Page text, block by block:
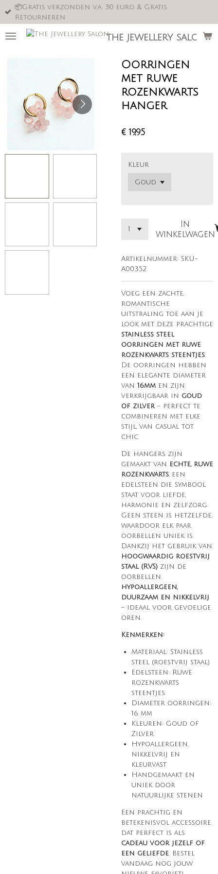
Ga
direct
de
the jewellery salon
📦Gratis verzonden v.a. 30 euro & Gratis
Retourneren
Oorringen
met ruwe
rozenkwarts
hanger
€ 19,95
Kleur
In
winkelwagen
Artikelnummer: SKU-
A00352
Voeg een zachte,
romantische
uitstraling toe aan je
look met deze prachtige
stainless steel
oorringen met ruwe
rozenkwarts steentjes
De oorringen hebben
een elegante diameter
van 16mm en zijn
verkrijgbaar in goud
of zilver – perfect te
combineren met elke
stijl, van casual tot
chic.
De hangers zijn
gemaakt van echte, ruwe
rozenkwarts , een
edelsteen die symbool
staat voor liefde,
harmonie en zelfzorg.
Geen steen is hetzelfde,
waardoor elk paar
oorbellen uniek is.
Dankzij het gebruik van
hoogwaardig roestvrij
staal (RVS) zijn de
oorbellen
hypoallergeen,
duurzaam en nikkelvrij
– ideaal voor gevoelige
oren.
Kenmerken:
Materiaal: Stainless
steel (roestvrij staal)
Edelsteen: Ruwe
rozenkwarts
steentjes
Diameter oorringen:
16 mm
Kleuren: Goud of
Zilver
Hypoallergeen,
nikkelvrij en
kleurvast
Handgemaakt en
uniek door
natuurlijke stenen
Een prachtig en
betekenisvol accessoire
dat perfect is als
cadeau voor jezelf of
een geliefde . Bestel
vandaag nog jouw